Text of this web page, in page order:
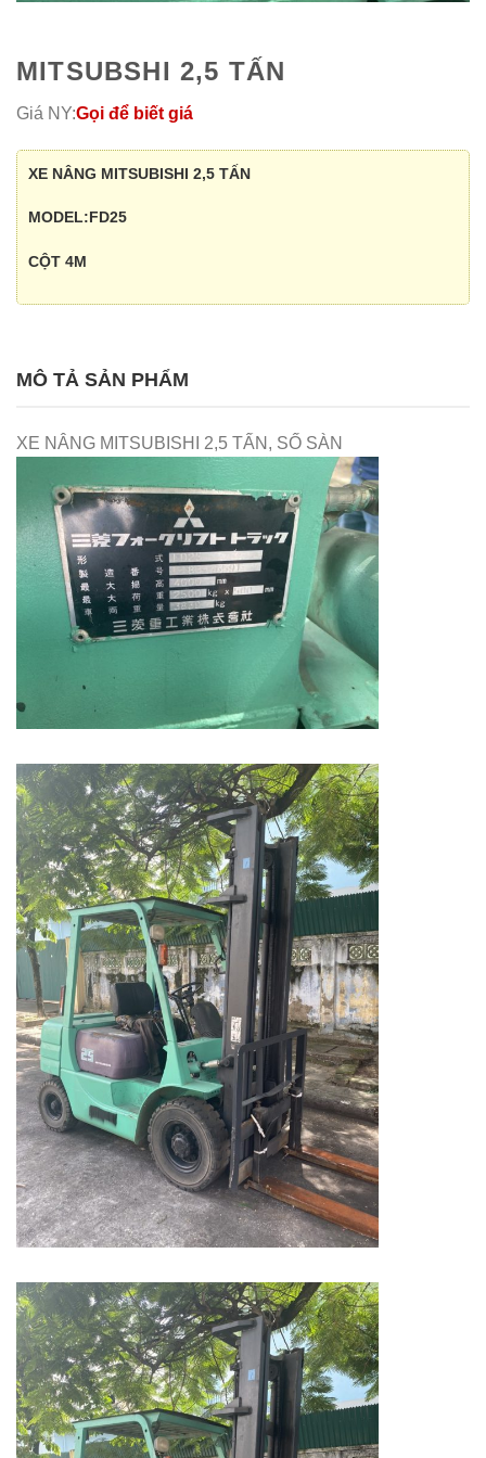
MITSUBSHI 2,5 TẤN
Giá NY:Gọi để biết giá
XE NÂNG MITSUBISHI 2,5 TẤN
MODEL:FD25
CỘT 4M
MÔ TẢ SẢN PHẨM
XE NÂNG MITSUBISHI 2,5 TẤN, SỐ SÀN